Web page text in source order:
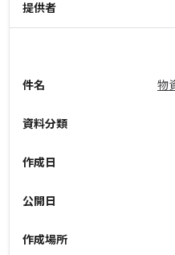
提供者
件名 物
資料分類
作成日
公開日
作成場所